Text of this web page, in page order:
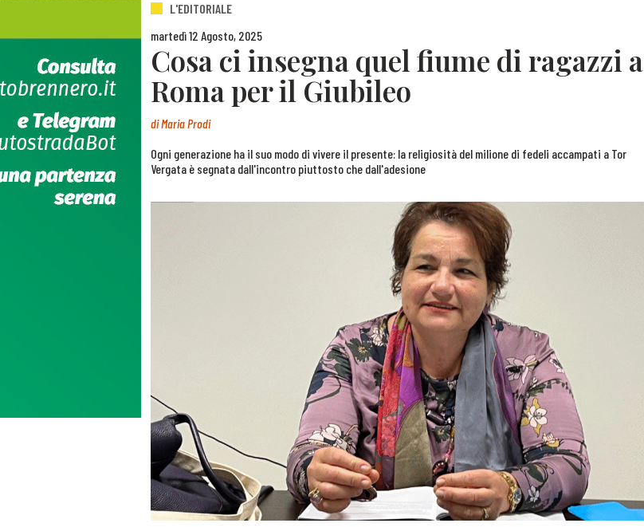
L'EDITORIALE
martedì 12 Agosto, 2025
Cosa ci insegna quel fiume di ragazzi a
Roma per il Giubileo
diMaria Prodi
Ogni generazione ha il suo modo di vivere il presente: la religiosità del milione di fedeli accampati a Tor
Vergata è segnata dall'incontro piuttosto che dall'adesione